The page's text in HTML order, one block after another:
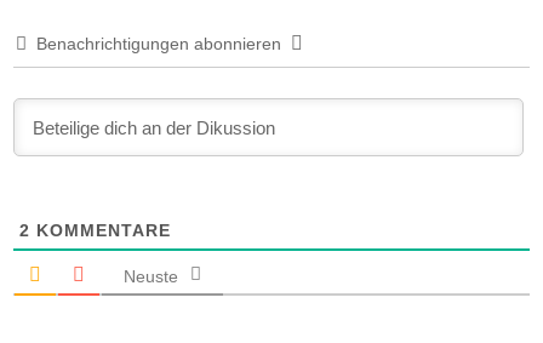
Benachrichtigungen abonnieren
2 KOMMENTARE
Neuste